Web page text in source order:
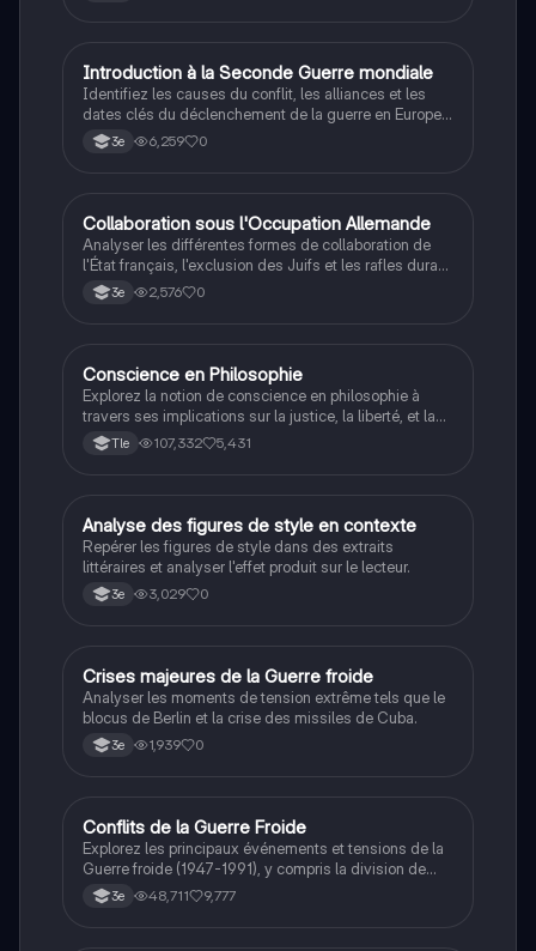
IHistoire
Introduction à la Seconde Guerre mondiale
Identifiez les causes du conflit, les alliances et les
dates clés du déclenchement de la guerre en Europe
et dans le Pacifique.
3e 6,259 0
CHistoire
Collaboration sous l'Occupation Allemande
Analyser les différentes formes de collaboration de
l'État français, l'exclusion des Juifs et les rafles durant
la Seconde Guerre mondiale.
3e 2,576 0
Philosophie
Conscience en Philosophie
Explorez la notion de conscience en philosophie à
travers ses implications sur la justice, la liberté, et la
connaissance. Cette fiche de révision aborde les
débats philosophiques sur la conscience, le cogito, et
étudiants en philosophie cherchant à approfondir leur
compréhension des enjeux éthiques et existentiels.
Tle 107,332 5,431
AFrançais
Analyse des figures de style en contexte
Repérer les figures de style dans des extraits
littéraires et analyser l'effet produit sur le lecteur.
3e 3,029 0
CHistoire
Crises majeures de la Guerre froide
Analyser les moments de tension extrême tels que le
blocus de Berlin et la crise des missiles de Cuba.
3e 1,939 0
Histoire
Conflits de la Guerre Froide
Explorez les principaux événements et tensions de la
Guerre froide (1947-1991), y compris la division de
l'Allemagne, la crise de Cuba, la guerre du Vietnam, et
la course à l'espace. Cette fiche de révision couvre les
3e 48,711 9,777